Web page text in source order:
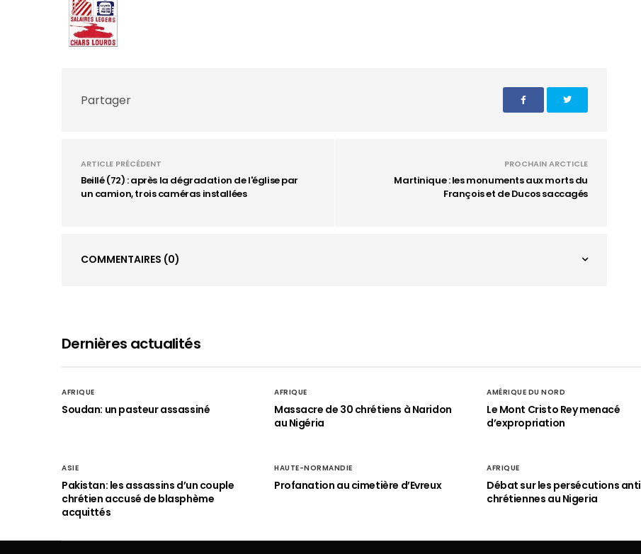
Partager
ARTICLE PRÉCÉDENT
Beillé (72) : après la dégradation de l'église par
un camion, trois caméras installées
PROCHAIN ARCTICLE
Martinique : les monuments aux morts du
François et de Ducos saccagés
COMMENTAIRES (0)
Dernières actualités
AFRIQUE
Soudan: un pasteur assassiné
AFRIQUE
Massacre de 30 chrétiens à Naridon
au Nigéria
AMÉRIQUE DU NORD
Le Mont Cristo Rey menacé
d’expropriation
ASIE
Pakistan: les assassins d’un couple
chrétien accusé de blasphème
acquittés
HAUTE-NORMANDIE
Profanation au cimetière d’Evreux
AFRIQUE
Débat sur les persécutions
chrétiennes au Nigeria